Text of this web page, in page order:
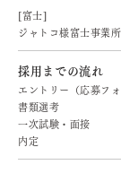
[富士]
ジャトコ様富士事業
採用までの流れ
エントリー（応募フ
書類選考
一次試験・面接
内定